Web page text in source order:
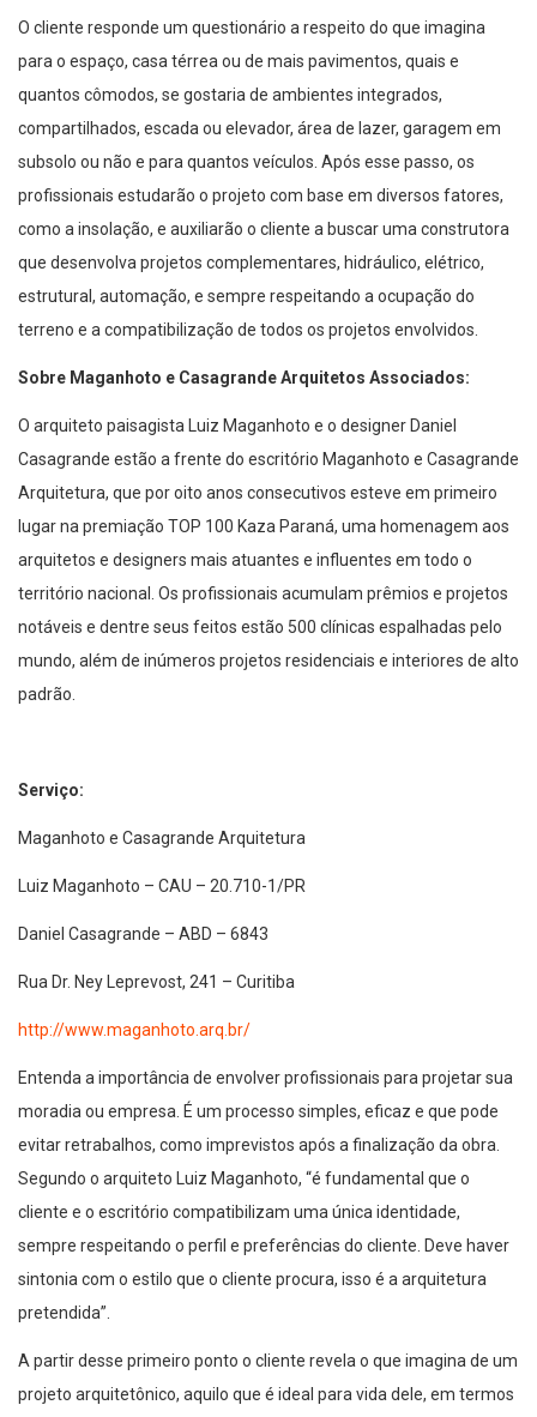
O cliente responde um questionário a respeito do que imagina
para o espaço, casa térrea ou de mais pavimentos, quais e
quantos cômodos, se gostaria de ambientes integrados,
compartilhados, escada ou elevador, área de lazer, garagem em
subsolo ou não e para quantos veículos. Após esse passo, os
profissionais estudarão o projeto com base em diversos fatores,
como a insolação, e auxiliarão o cliente a buscar uma construtora
que desenvolva projetos complementares, hidráulico, elétrico,
estrutural, automação, e sempre respeitando a ocupação do
terreno e a compatibilização de todos os projetos envolvidos.
Sobre Maganhoto e Casagrande Arquitetos Associados:
O arquiteto paisagista Luiz Maganhoto e o designer Daniel
Casagrande estão a frente do escritório Maganhoto e Casagrande
Arquitetura, que por oito anos consecutivos esteve em primeiro
lugar na premiação TOP 100 Kaza Paraná, uma homenagem aos
arquitetos e designers mais atuantes e influentes em todo o
território nacional. Os profissionais acumulam prêmios e projetos
notáveis e dentre seus feitos estão 500 clínicas espalhadas pelo
mundo, além de inúmeros projetos residenciais e interiores de alto
padrão.
Serviço:
Maganhoto e Casagrande Arquitetura
Luiz Maganhoto – CAU – 20.710-1/PR
Daniel Casagrande – ABD – 6843
Rua Dr. Ney Leprevost, 241 – Curitiba
http://www.maganhoto.arq.br/
Entenda a importância de envolver profissionais para projetar sua
moradia ou empresa. É um processo simples, eficaz e que pode
evitar retrabalhos, como imprevistos após a finalização da obra.
Segundo o arquiteto Luiz Maganhoto, “é fundamental que o
cliente e o escritório compatibilizam uma única identidade,
sempre respeitando o perfil e preferências do cliente. Deve haver
sintonia com o estilo que o cliente procura, isso é a arquitetura
pretendida”.
A partir desse primeiro ponto o cliente revela o que imagina de um
projeto arquitetônico, aquilo que é ideal para vida dele, em termos